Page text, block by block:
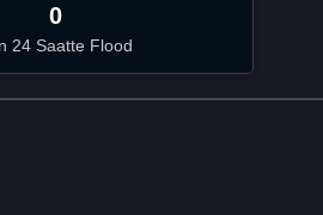
0
24 Saatte Flood